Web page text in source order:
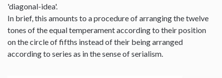
'diagonal-idea'.
In brief, this amounts to a procedure of arranging the twelve
tones of the equal temperament according to their position
on the circle of fifths instead of their being arranged
according to series as in the sense of serialism.